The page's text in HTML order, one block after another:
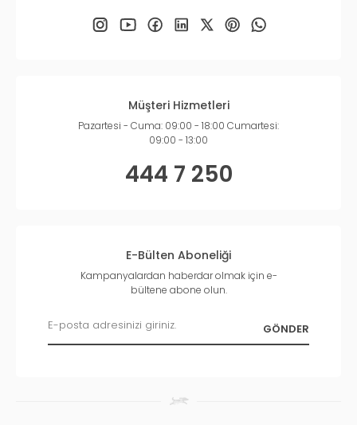
Müşteri Hizmetleri
Pazartesi - Cuma: 09:00 - 18:00 Cumartesi:
09:00 - 13:00
444 7 250
E-Bülten Aboneliği
Kampanyalardan haberdar olmak için e-
bültene abone olun.